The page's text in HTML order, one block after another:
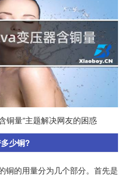
铜量”主题解决网友的困惑
少铜?
铜的用量分为几个部分。首先是